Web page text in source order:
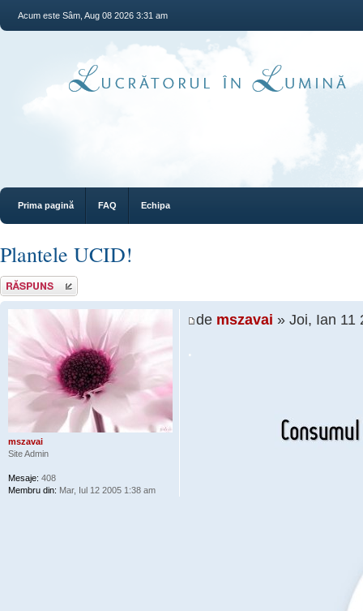
Acum este Sâm, Aug 08 2026 3:31 am
Prima pagină FAQ Echipa
Plantele UCID!
Răspunde
de mszavai » Joi, Ian 11
.
mszavai
Site Admin
Mesaje: 408
Membru din: Mar, Iul 12 2005 1:38 am